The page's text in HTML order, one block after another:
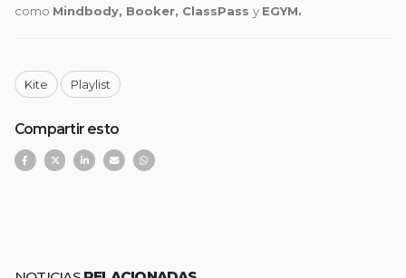
como Mindbody, Booker, ClassPass y EGYM.
Kite Playlist
Compartir esto